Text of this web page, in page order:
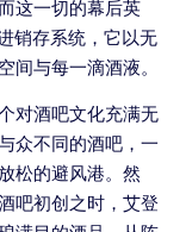
这一切的幕后英
销存系统，它以无
间与每一滴酒液。
对酒吧文化充满无
众不同的酒吧，一
松的避风港。然
吧初创之时，艾登